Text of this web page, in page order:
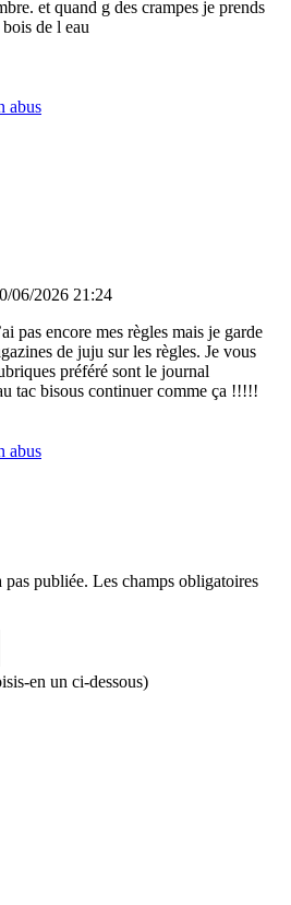
et quand g des crampes je prends
de l eau
abus
06/2026 21:24
pas encore mes règles mais je garde
de juju sur les règles. Je vous
préféré sont le journal
tac bisous continuer comme ça !!!!!
abus
pas publiée. Les champs obligatoires
en un ci-dessous)